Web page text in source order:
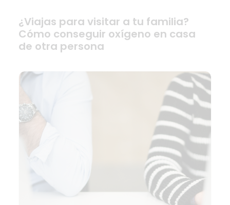
¿Viajas para visitar a tu familia?
Cómo conseguir oxígeno en casa
de otra persona